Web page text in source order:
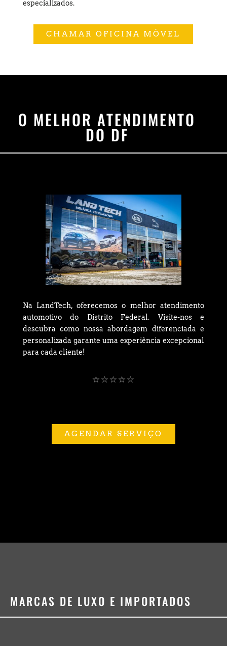
especializados.
CHAMAR OFICINA MÓVEL
O MELHOR ATENDIMENTO
DO DF
Na LandTech, oferecemos o melhor atendimento
automotivo do Distrito Federal. Visite-nos e
descubra como nossa abordagem diferenciada e
personalizada garante uma experiência excepcional
para cada cliente!
⭐⭐⭐⭐⭐
AGENDAR SERVIÇO
MARCAS DE LUXO E IMPORTADOS